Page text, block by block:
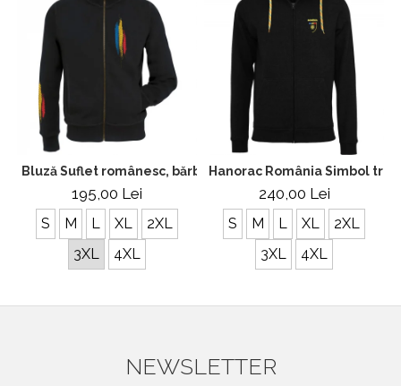
Bluză Suflet românesc, bărbat, culoare neagră, CH13
195,00 Lei
S M L XL
2XL
3XL
4XL
Hanorac România Simbol
240,00 Lei
S M L XL
2XL
3XL
4XL
NEWSLETTER